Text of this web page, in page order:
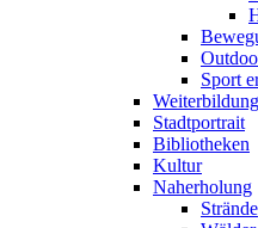
Sport
Stadtportrait
Bibliotheken
Kultur
Naherholung
Strände